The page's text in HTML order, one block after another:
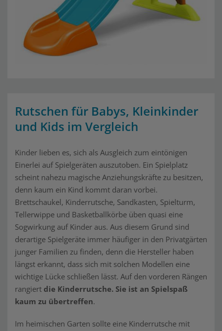
Rutschen für Babys, Kleinkinder
und Kids im Vergleich
Kinder lieben es, sich als Ausgleich zum eintönigen
Einerlei auf Spielgeräten auszutoben. Ein Spielplatz
scheint nahezu magische Anziehungskräfte zu besitzen,
denn kaum ein Kind kommt daran vorbei.
Brettschaukel, Kinderrutsche, Sandkasten, Spielturm,
Tellerwippe und Basketballkörbe üben quasi eine
Sogwirkung auf Kinder aus. Aus diesem Grund sind
derartige Spielgeräte immer häufiger in den Privatgärten
junger Familien zu finden, denn die Hersteller haben
längst erkannt, dass sich mit solchen Modellen eine
wichtige Lücke schließen lässt. Auf den vorderen Rängen
rangiert die Kinderrutsche. Sie ist an Spielspaß
kaum zu übertreffen.
Im heimischen Garten sollte eine Kinderrutsche mit